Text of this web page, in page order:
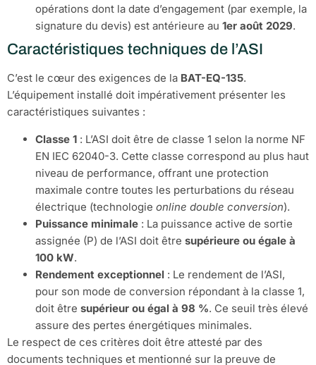
opérations dont la date d’engagement (par exemple, la
signature du devis) est antérieure au 1er août 2029.
Caractéristiques techniques de l’ASI
C’est le cœur des exigences de la BAT-EQ-135.
L’équipement installé doit impérativement présenter les
caractéristiques suivantes :
Classe 1 : L’ASI doit être de classe 1 selon la norme NF
EN IEC 62040-3. Cette classe correspond au plus haut
niveau de performance, offrant une protection
maximale contre toutes les perturbations du réseau
électrique (technologie online double conversion).
Puissance minimale : La puissance active de sortie
assignée (P) de l’ASI doit être supérieure ou égale à
100 kW.
Rendement exceptionnel : Le rendement de l’ASI,
pour son mode de conversion répondant à la classe 1,
doit être supérieur ou égal à 98 %. Ce seuil très élevé
assure des pertes énergétiques minimales.
Le respect de ces critères doit être attesté par des
documents techniques et mentionné sur la preuve de